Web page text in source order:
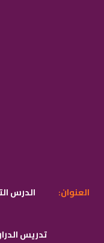
الدرس :العنوان
تدريس